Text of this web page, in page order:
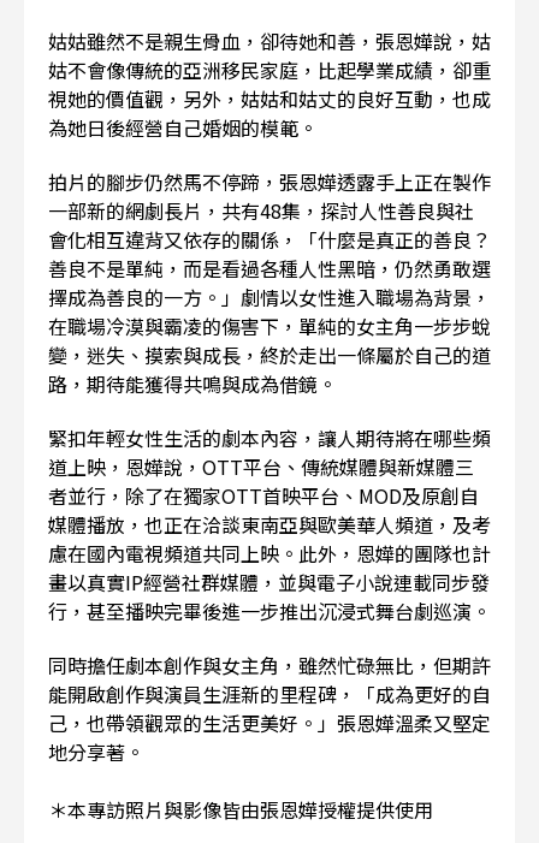
姑姑雖然不是親生骨血，卻待她和善，張恩嬅說，姑
姑不會像傳統的亞洲移民家庭，比起學業成績，卻重
視她的價值觀，另外，姑姑和姑丈的良好互動，也成
為她日後經營自己婚姻的模範。
拍片的腳步仍然馬不停蹄，張恩嬅透露手上正在製作
一部新的網劇長片，共有48集，探討人性善良與社
會化相互違背又依存的關係，「什麼是真正的善良？
善良不是單純，而是看過各種人性黑暗，仍然勇敢選
擇成為善良的一方。」劇情以女性進入職場為背景，
在職場冷漠與霸凌的傷害下，單純的女主角一步步蛻
變，迷失、摸索與成長，終於走出一條屬於自己的道
路，期待能獲得共鳴與成為借鏡。
緊扣年輕女性生活的劇本內容，讓人期待將在哪些頻
道上映，恩嬅說，OTT平台、傳統媒體與新媒體三
者並行，除了在獨家OTT首映平台、MOD及原創自
媒體播放，也正在洽談東南亞與歐美華人頻道，及考
慮在國內電視頻道共同上映。此外，恩嬅的團隊也計
畫以真實IP經營社群媒體，並與電子小說連載同步發
行，甚至播映完畢後進一步推出沉浸式舞台劇巡演。
同時擔任劇本創作與女主角，雖然忙碌無比，但期許
能開啟創作與演員生涯新的里程碑，「成為更好的自
己，也帶領觀眾的生活更美好。」張恩嬅溫柔又堅定
地分享著。
＊本專訪照片與影像皆由張恩嬅授權提供使用